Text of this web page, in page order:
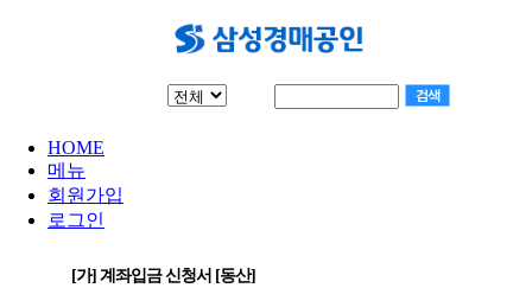
HOME
메뉴
회원가입
로그인
[가] 계좌입금 신청서 [동산]